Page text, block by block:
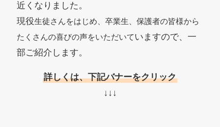
近くなりました。
現役生徒さんをはじめ、卒業生、保護者の皆様から
たくさんの喜びの声をいただいていますので、一
部ご紹介します。
詳しくは、下記バナーをクリック
↓↓↓